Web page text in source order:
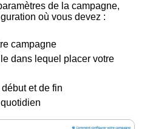
de la campagne,
où vous devez :
campagne
dans lequel placer votre
et de fin